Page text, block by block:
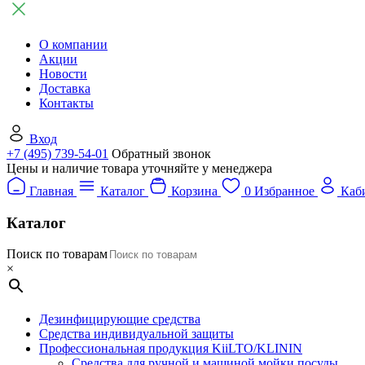
О компании
Акции
Новости
Доставка
Контакты
Вход
+7 (495) 739-54-01 Обратный звонок
Цены и наличие товара уточняйте у менеджера
Главная
Каталог Корзина 0 Избранное
Каталог
Поиск по товарам
×
Дезинфицирующие средства
Средства индивидуальной защиты
Профессиональная продукция KiiLTO/KLININ